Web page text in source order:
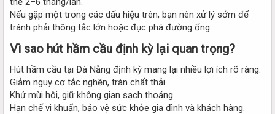
Nếu gặp một trong các dấu hiệu trên, bạn nên xử lý sớm để
tránh phải thông tắc lớn hoặc đục phá đường ống.
Vì sao hút hầm cầu định kỳ lại quan trọng?​
Hút hầm cầu tại Đà Nẵng định kỳ mang lại nhiều lợi ích rõ ràng:
Giảm nguy cơ tắc nghẽn, tràn chất thải.
Khử mùi hôi, giữ không gian sạch thoáng.
Hạn chế vi khuẩn, bảo vệ sức khỏe gia đình và khách hàng.